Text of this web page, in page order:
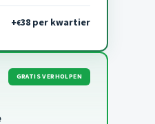
+€38 per kwartier
GRATIS VERHOLPEN